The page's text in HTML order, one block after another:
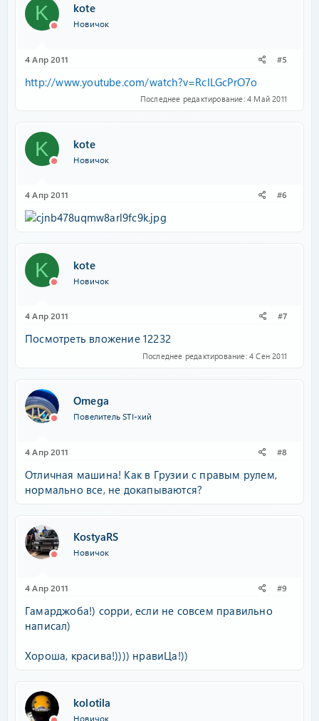
K kote
Новичок
4 Апр 2011 #5
http://www.youtube.com/watch?v=RcILGcPrO7o
Последнее редактирование: 4 Май 2011
K kote
Новичок
4 Апр 2011 #6
K kote
Новичок
4 Апр 2011 #7
Посмотреть вложение 12232
Последнее редактирование: 4 Сен 2011
Omega
Повелитель STI-хий
4 Апр 2011 #8
Отличная машина! Как в Грузии с правым рулем,
нормально все, не докапываются?
KostyaRS
Новичок
4 Апр 2011 #9
Гамарджоба!) сорри, если не совсем правильно
написал)
Хороша, красива!)))) нравиЦа!))
kolotila
Новичок